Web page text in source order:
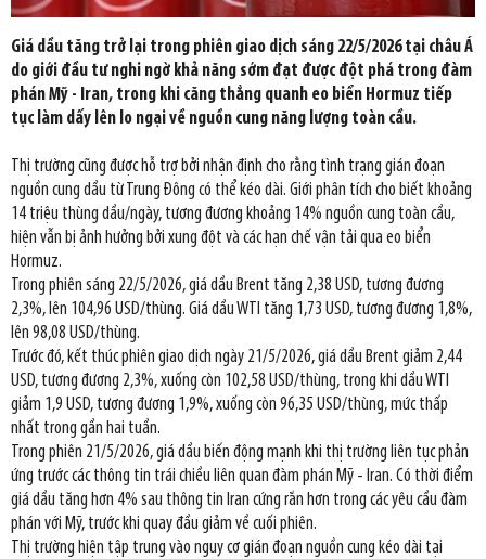
Giá dầu tăng trở lại trong phiên giao dịch sáng 22/5/2026 tại châu Á
do giới đầu tư nghi ngờ khả năng sớm đạt được đột phá trong đàm
phán Mỹ - Iran, trong khi căng thẳng quanh eo biển Hormuz tiếp
tục làm dấy lên lo ngại về nguồn cung năng lượng toàn cầu.
Thị trường cũng được hỗ trợ bởi nhận định cho rằng tình trạng gián đoạn
nguồn cung dầu từ Trung Đông có thể kéo dài. Giới phân tích cho biết khoảng
14 triệu thùng dầu/ngày, tương đương khoảng 14% nguồn cung toàn cầu,
hiện vẫn bị ảnh hưởng bởi xung đột và các hạn chế vận tải qua eo biển
Hormuz.
Trong phiên sáng 22/5/2026, giá dầu Brent tăng 2,38 USD, tương đương
2,3%, lên 104,96 USD/thùng. Giá dầu WTI tăng 1,73 USD, tương đương 1,8%,
lên 98,08 USD/thùng.
Trước đó, kết thúc phiên giao dịch ngày 21/5/2026, giá dầu Brent giảm 2,44
USD, tương đương 2,3%, xuống còn 102,58 USD/thùng, trong khi dầu WTI
giảm 1,9 USD, tương đương 1,9%, xuống còn 96,35 USD/thùng, mức thấp
nhất trong gần hai tuần.
Trong phiên 21/5/2026, giá dầu biến động mạnh khi thị trường liên tục phản
ứng trước các thông tin trái chiều liên quan đàm phán Mỹ - Iran. Có thời điểm
giá dầu tăng hơn 4% sau thông tin Iran cứng rắn hơn trong các yêu cầu đàm
phán với Mỹ, trước khi quay đầu giảm về cuối phiên.
Thị trường hiện tập trung vào nguy cơ gián đoạn nguồn cung kéo dài tại